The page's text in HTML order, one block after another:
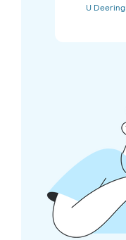
U Deering